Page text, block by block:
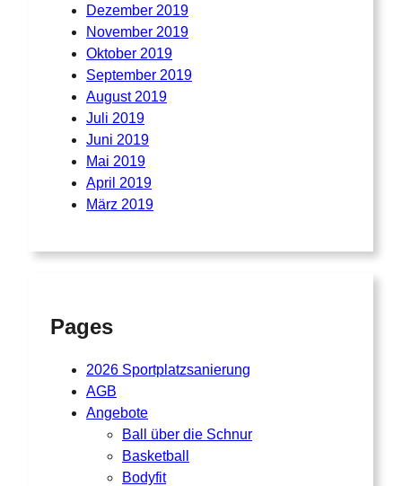
Dezember 2019
November 2019
Oktober 2019
September 2019
August 2019
Juli 2019
Juni 2019
Mai 2019
April 2019
März 2019
Pages
2026 Sportplatzsanierung
AGB
Angebote
Ball über die Schnur
Basketball
Bodyfit